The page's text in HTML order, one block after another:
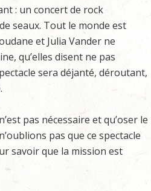
: un concert de rock
seaux. Tout le monde est
et Julia Vander ne
qu’elles disent ne pas
sera déjanté, déroutant,
pas nécessaire et qu’oser le
pas que ce spectacle
savoir que la mission est